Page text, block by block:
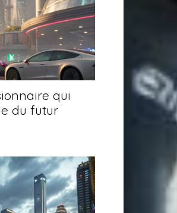
qui
du futur